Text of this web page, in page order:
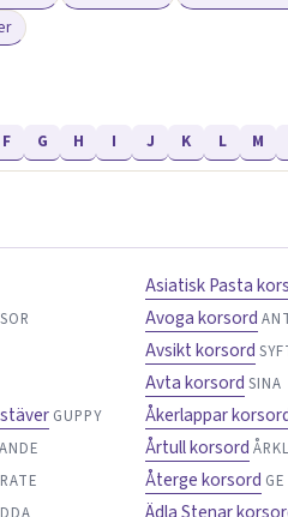
F G H I J K L M
GUPPY
RATE
Asiatisk Pasta
Avoga korsord
Avsikt korsord
Avta korsord SINA
Åkerlappar
Årtull korsord
Återge korsord GE
Ädla Stenar